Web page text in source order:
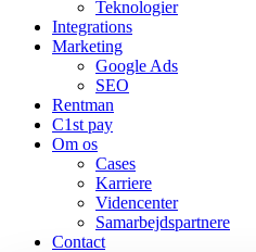
Teknologier
Integrations
Marketing
Google Ads
SEO
Rentman
C1st pay
Om os
Cases
Karriere
Videncenter
Samarbejdspartnere
Contact